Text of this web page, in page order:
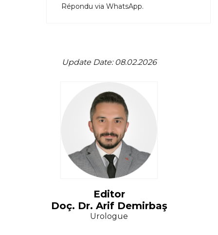
Répondu via WhatsApp.
Update Date: 08.02.2026
Editor
Doç. Dr. Arif Demirbaş
Urologue